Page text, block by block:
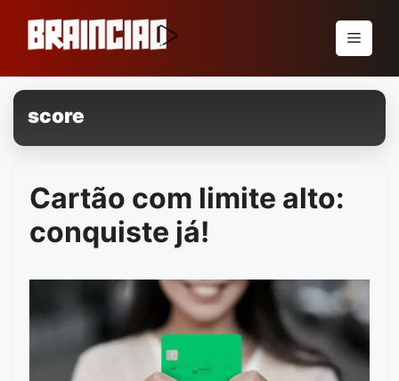
conteúdo
Menu
score
Cartão com limite alto:
conquiste já!